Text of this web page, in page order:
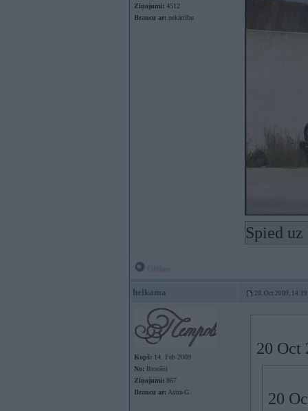
Ziņojumi: 4512
Braucu ar: nekārtību
Spied
helkama 20. Oct 2009, 14:19
Kopš: 14. Feb 2009
No: Brocēni
Ziņojumi: 867
Braucu ar: Astra-G
20 Oct
20